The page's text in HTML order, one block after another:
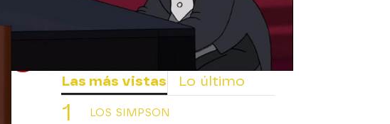
Las más vistas Lo último
LOS SIMPSON